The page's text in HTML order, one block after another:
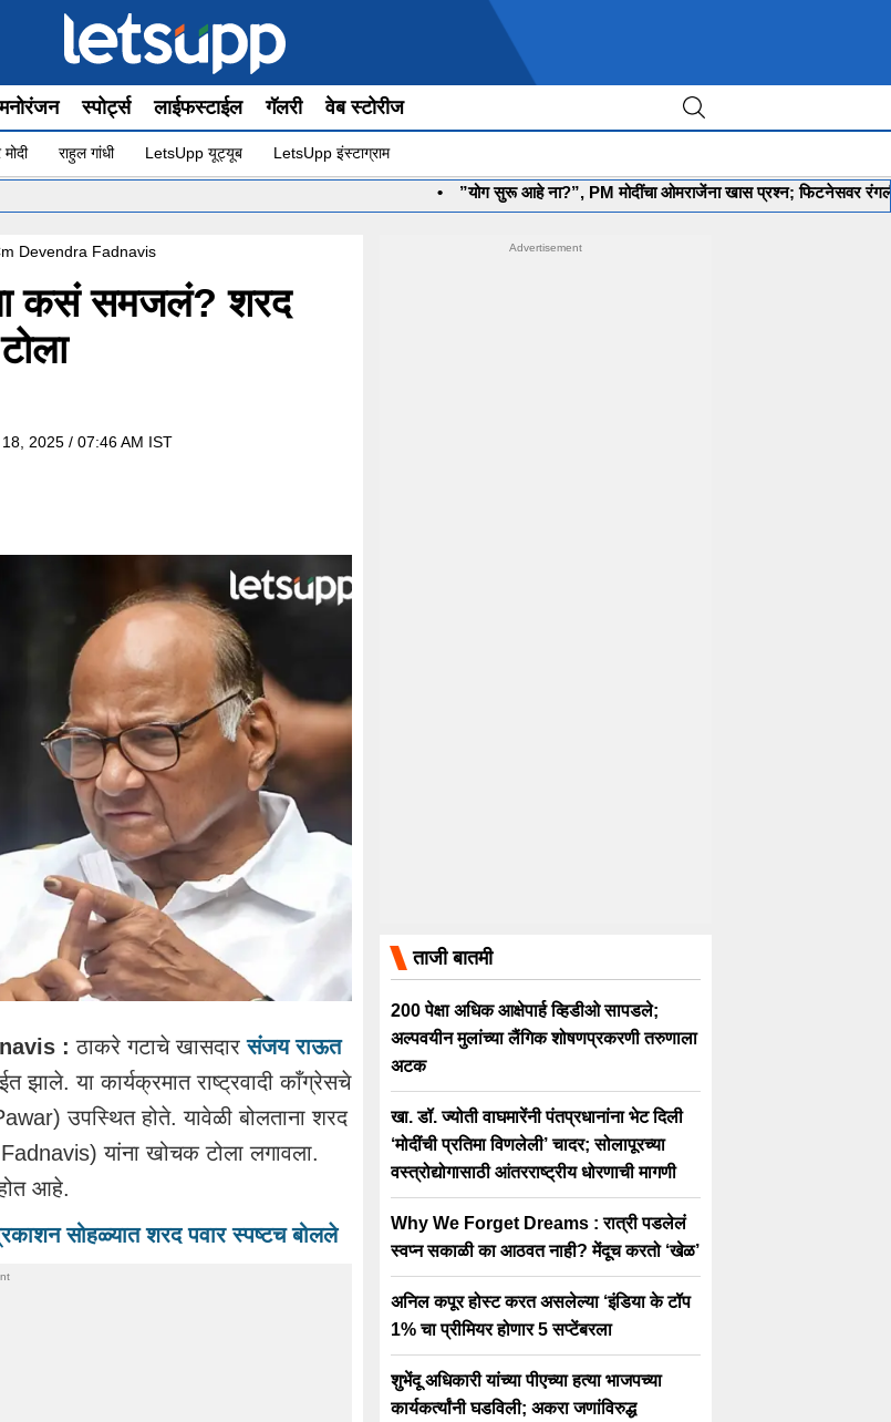
मनोरंजन स्पोर्ट्स लाईफस्टाईल गॅलरी वेब स्टोरीज
राहुल गांधी LetsUpp यूट्यूब LetsUpp इंस्टाग्राम
”योग सुरू आहे ना?”, PM मोदींचा ओमराजेंना खास प्रश्न; फिटनेसवर रंगली चर्चा •
Devendra Fadnavis
कसं समजलं? शरद
2025 / 07:46 AM IST
: ठाकरे गटाचे खासदारसंजय राऊत
झाले. या कार्यक्रमात राष्ट्रवादी काँग्रेसचे
उपस्थित होते. यावेळी बोलताना शरद
यांना खोचक टोला लगावला.
होत आहे.
सोहळ्यात शरद पवार स्पष्टच बोलले
ताजी बातमी
200 पेक्षा अधिक आक्षेपार्ह व्हिडीओ सापडले;
अल्पवयीन मुलांच्या लैंगिक शोषणप्रकरणी तरुणाला
अटक
खा. डॉ. ज्योती वाघमारेंनी पंतप्रधानांना भेट दिली
‘मोदींची प्रतिमा विणलेली’ चादर; सोलापूरच्या
वस्त्रोद्योगासाठी आंतरराष्ट्रीय धोरणाची मागणी
Why We Forget Dreams : रात्री पडलेलं
स्वप्न सकाळी का आठवत नाही? मेंदूच करतो ‘खेळ’
अनिल कपूर होस्ट करत असलेल्या ‘इंडिया के टॉप
1% चा प्रीमियर होणार 5 सप्टेंबरला
शुभेंदू अधिकारी यांच्या पीएच्या हत्या भाजपच्या
कार्यकर्त्यांनी घडविली; अकरा जणांविरुद्ध